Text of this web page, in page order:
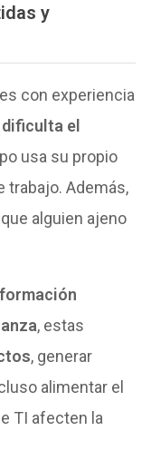
y
con experiencia
dificulta el
usa su propio
trabajo. Además,
alguien ajeno
formación
, estas
, generar
alimentar el
TI afecten la